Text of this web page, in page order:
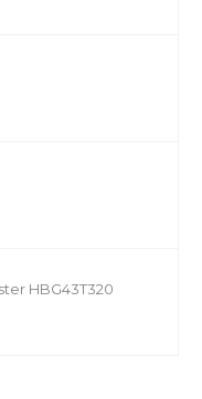
сроками
поэтапный контроль
HBG43T320